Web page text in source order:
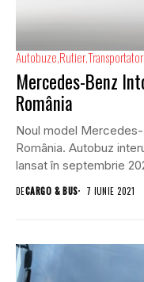
Autobuze RutierTransportatori
Mercedes-Benz
România
Noul model Mercedes-
România. Autobuz
lansat în septembrie
DECARGO & BUS 7 IUNIE 2021